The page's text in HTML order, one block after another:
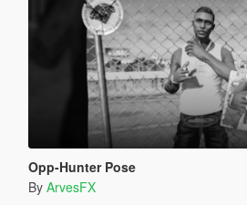
Opp-Hunter Pose
By ArvesFX